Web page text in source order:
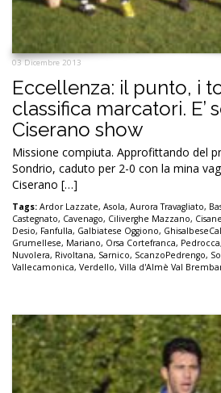
03 Dicembre 2013
Eccellenza: il punto, i
classifica marcatori. E’
Ciserano show
Missione compiuta. Approfittando del
Sondrio, caduto per 2-0 con la mina
Ciserano […]
Tags: Ardor Lazzate, Asola, Aurora Travagliato,
Castegnato, Cavenago, Ciliverghe Mazzano,
Desio, Fanfulla, Galbiatese Oggiono,
Grumellese, Mariano, Orsa Cortefranca, Pedrocca,
Nuvolera, Rivoltana, Sarnico, ScanzoPedrengo,
Vallecamonica, Verdello, Villa d'Almè Val